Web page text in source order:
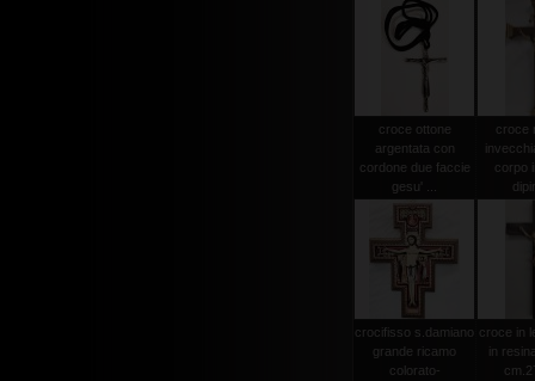
croce ottone
argentata con
cordone due faccie
gesu' ...
croce
corpo
crocifisso s.damiano
grande ricamo
colorato-
croce in
in